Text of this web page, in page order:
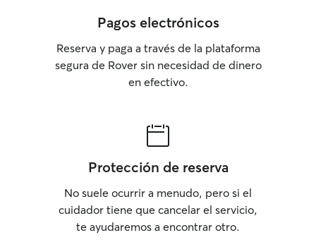
Pagos electrónicos
Reserva y paga a través de la plataforma
segura de Rover sin necesidad de dinero
en efectivo.
Protección de reserva
No suele ocurrir a menudo, pero si el
cuidador tiene que cancelar el servicio,
te ayudaremos a encontrar otro.